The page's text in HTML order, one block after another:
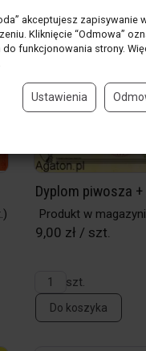
Dyplom piwosza
Produkt w
9,00 zł / szt.
szt.
Do koszyka
akceptujesz zapisywanie
Kliknięcie “Odmowa”
do funkcjonowania strony.
Ustawienia